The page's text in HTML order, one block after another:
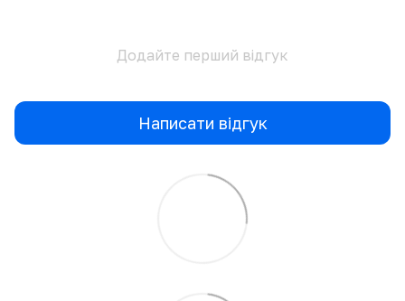
Додайте перший відгук
Написати відгук